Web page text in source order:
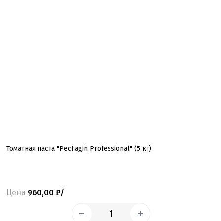
Томатная паста "Pechagin Professional" (5 кг)
Цена 960,00 ₽/